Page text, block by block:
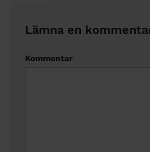
Lämna en
Kommentar